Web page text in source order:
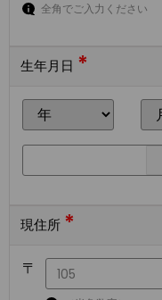
全角でご入力ください
生年月日 *
現住所 *
〒